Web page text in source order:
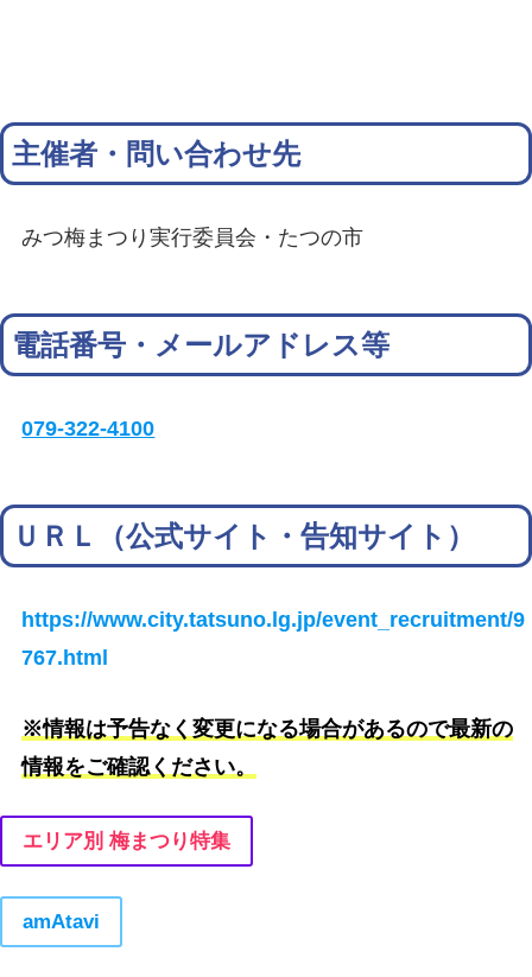
主催者・問い合わせ先
みつ梅まつり実行委員会・たつの市
電話番号・メールアドレス等
079-322-4100
ＵＲＬ（公式サイト・告知サイト）
https://www.city.tatsuno.lg.jp/event_recruitment/9
767.html
※情報は予告なく変更になる場合があるので最新の
情報をご確認ください。
エリア別 梅まつり特集
amAtavi